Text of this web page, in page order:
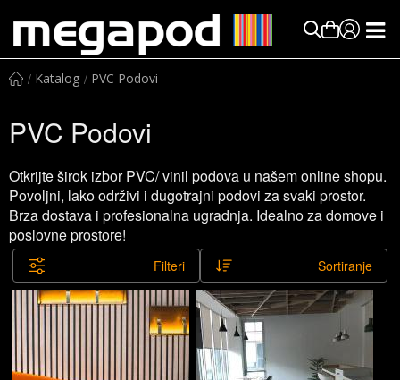
Katalog PVC Podovi
PVC Podovi
Otkrijte širok izbor PVC/ vinil podova u našem online shopu.
Povoljni, lako održivi i dugotrajni podovi za svaki prostor.
Brza dostava i profesionalna ugradnja. Idealno za domove i
poslovne prostore!
Filteri Sortiranje